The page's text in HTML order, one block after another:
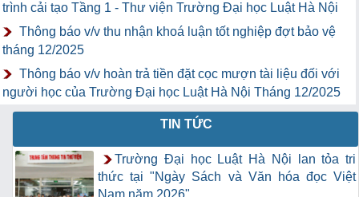
trình cải tạo Tầng 1 - Thư viện Trường Đại học Luật Hà Nội
Thông báo v/v thu nhận khoá luận tốt nghiệp đợt bảo vệ
tháng 12/2025
Thông báo v/v hoàn trả tiền đặt cọc mượn tài liệu đối với
người học của Trường Đại học Luật Hà Nội Tháng 12/2025
TIN TỨC
Trường Đại học Luật Hà Nội lan tỏa tri
thức tại "Ngày Sách và Văn hóa đọc Việt
Nam năm 2026"